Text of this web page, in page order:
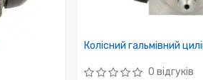
Колісний гальмівний
0 відгуків